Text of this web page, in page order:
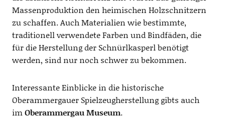
Massenproduktion den heimischen Holzschnitzern
zu schaffen. Auch Materialien wie bestimmte,
traditionell verwendete Farben und Bindfäden, die
für die Herstellung der Schnürlkasperl benötigt
werden, sind nur noch schwer zu bekommen.
Interessante Einblicke in die historische
Oberammergauer Spielzeugherstellung gibts auch
imOberammergau Museum.